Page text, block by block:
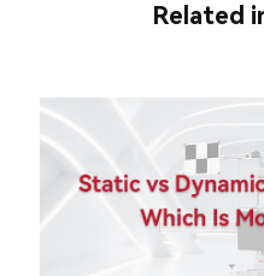
Related